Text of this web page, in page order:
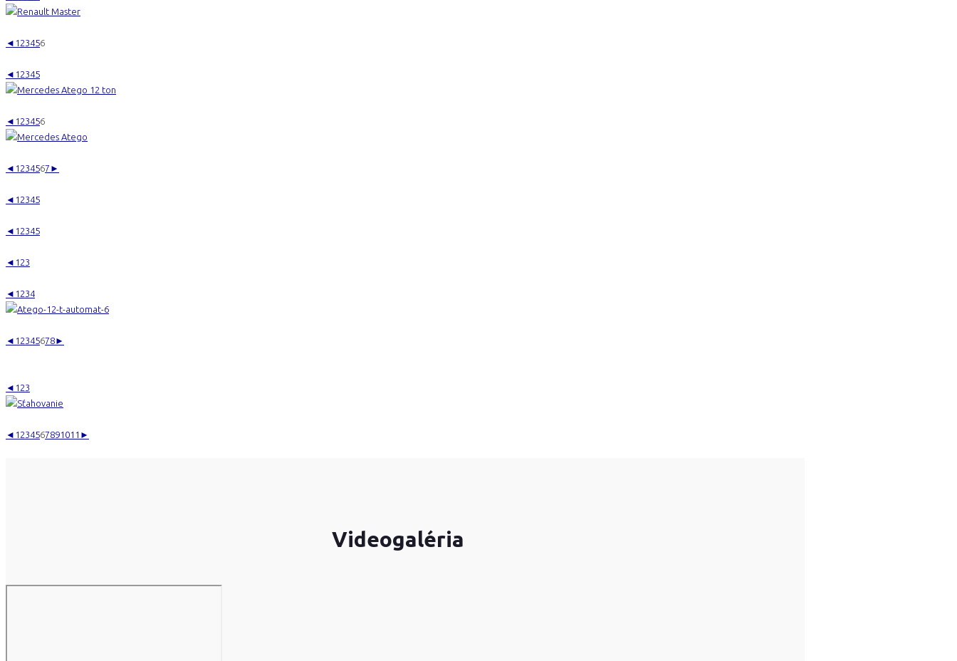
◄ 1 23456
◄ 1 2345
◄ 1 23456
◄ 1 234567 ►
◄ 1 2345
◄ 1 2345
◄ 1 23
◄ 1 234
◄ 1 2345678►
◄ 1 23
◄ 1 234567891011 ►
Videogaléria